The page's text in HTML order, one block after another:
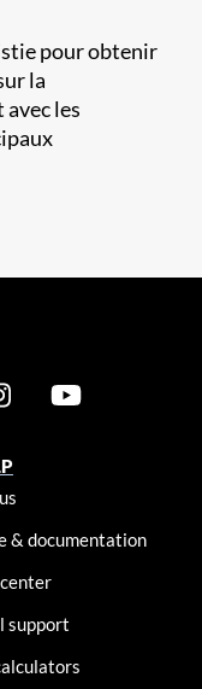
pour obtenir
la
les
& documentation
support